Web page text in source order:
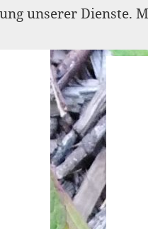
unserer Dienste.